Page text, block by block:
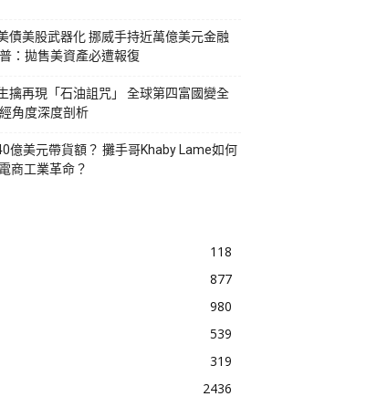
債美股武器化 挪威手持近萬億美元金融
：拋售美資產必遭報復
擒再現「石油詛咒」 全球第四富國變全
角度深度剖析
億美元帶貨額？ 攤手哥Khaby Lame如何
商工業革命？
118
877
980
539
319
2436